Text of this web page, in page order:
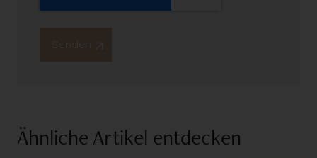
Ähnliche Artikel entdecken